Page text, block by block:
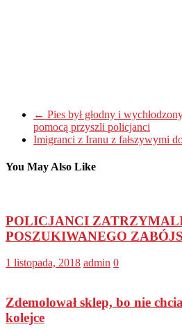
← Pies był głodny i
pomocą przyszli policjanci
Imigranci z Iranu z fałszywymi
You May Also Like
POLICJANCI
POSZUKIWANEGO
1 listopada, 2018 admin 0
Zdemolował sklep, bo nie
kolejce